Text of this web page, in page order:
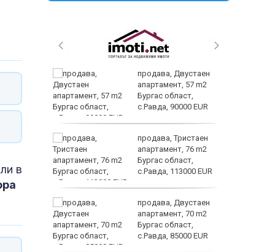
в
продава, Двустаен
апартамент, 57 m2
Бургас област,
с.Равда, 90000 EUR
продава, Тристаен
апартамент, 76 m2
Бургас област,
с.Равда, 113000 EUR
продава, Двустаен
апартамент, 70 m2
Бургас област,
с.Равда, 85000 EUR